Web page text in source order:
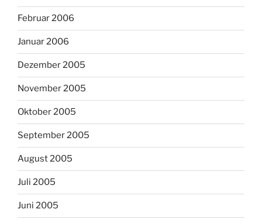
Februar 2006
Januar 2006
Dezember 2005
November 2005
Oktober 2005
September 2005
August 2005
Juli 2005
Juni 2005